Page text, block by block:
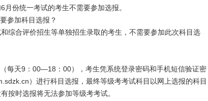
份统一考试的考生不需要参加选报。
参加科目选报？
综合评价招生等单独招生录取的考生，不需要参加此次科目选
每天9：00—18：00），考生凭系统登录密码和手机短信验证密
）进行科目选报，最终等级考考试科目以网上选报的科目
按时选报将无法参加等级考考试。